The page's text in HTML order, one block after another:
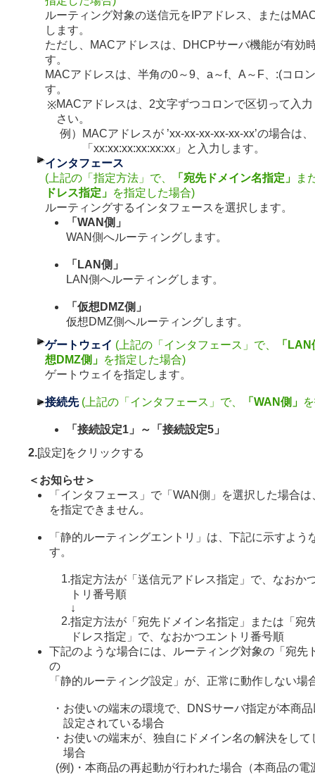
ルーティング対象の送信元をIPアドレス、または
します。
ただし、MACアドレスは、DHCPサーバ機能が有効
す。
MACアドレスは、半角の0～9、a～f、A～F、:(コロ
す。
※MACアドレスは、2文字ずつコロンで区切って入
さい。
例）
MACアドレスが ’xx-xx-xx-xx-xx-xx’の場合は、
「xx:xx:xx:xx:xx:xx」と入力します。
インタフェース
(上記の「指定方法」で、
「宛先ドメイン名指定」
ま
ドレス指定」 を指定した場合)
ルーティングするインタフェースを選択します。
「WAN側」
WAN側へルーティングします。
「LAN側」
LAN側へルーティングします。
「仮想DMZ側」
仮想DMZ側へルーティングします。
ゲートウェイ (上記の「インタフェース」で、
「
想DMZ側」 を指定した場合)
ゲートウェイを指定します。
接続先(上記の「インタフェース」で、 「WAN側」
「接続設定1」～「接続設定5」
2. [設定]をクリックする
＜お知らせ＞
「インタフェース」で「WAN側」を選択した場合
を指定できません。
「静的ルーティングエントリ」は、下記に示すよう
す。
1.指定方法が「送信元アドレス指定」で、なおか
トリ番号順
↓
2.指定方法が「宛先ドメイン名指定」または「宛
ドレス指定」で、なおかつエントリ番号順
下記のような場合には、ルーティング対象の「宛先
の
「静的ルーティング設定」が、正常に動作しない場
・ お使いの端末の環境で、DNSサーバ指定が本商
設定されている場合
・ お使いの端末が、独自にドメイン名の解決をして
場合
(例) ・ 本商品の再起動が行われた場合（本商品の電